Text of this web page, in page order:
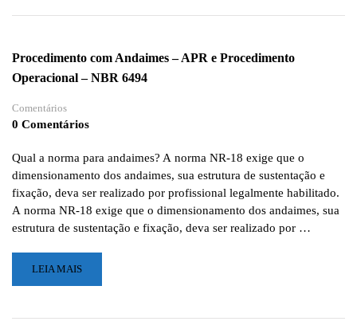
QUEM
TREINAMENTO
DE
35
Procedimento com Andaimes – APR e Procedimento
Operacional – NBR 6494
Comentários
0 Comentários
Qual a norma para andaimes? A norma NR-18 exige que o
dimensionamento dos andaimes, sua estrutura de sustentação e
fixação, deva ser realizado por profissional legalmente habilitado.
A norma NR-18 exige que o dimensionamento dos andaimes, sua
estrutura de sustentação e fixação, deva ser realizado por …
LEIA
MAIS
PROCEDIMENTO
LEIA MAIS